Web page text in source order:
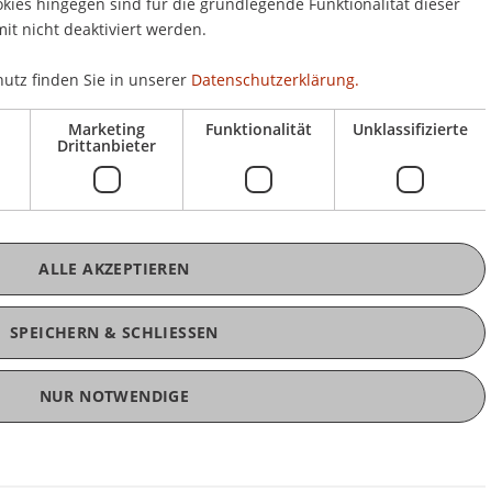
mit Gästen.
9497
Link
nicht deaktiviert werden.
finden Sie in unserer Datenschutzerklärung.
Marketing
Drittanbieter
Funktionalität Unklassifizierte
SPEICHERN & SCHLIESSEN
ALLE AKZEPTIEREN
NUR NOTWENDIGE